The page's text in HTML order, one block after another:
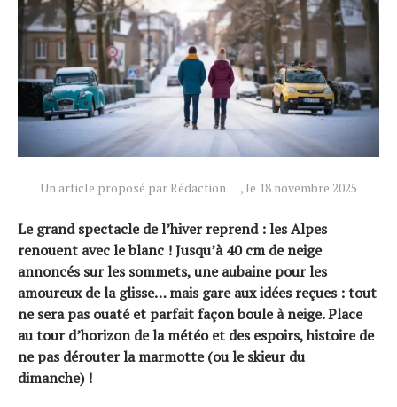
Un article proposé par Rédaction , le 18 novembre 2025
Le grand spectacle de l’hiver reprend : les Alpes
renouent avec le blanc ! Jusqu’à 40 cm de neige
annoncés sur les sommets, une aubaine pour les
amoureux de la glisse… mais gare aux idées reçues : tout
ne sera pas ouaté et parfait façon boule à neige. Place
au tour d’horizon de la météo et des espoirs, histoire de
ne pas dérouter la marmotte (ou le skieur du
dimanche) !
Actualités
Technologies
Tests de produits
Conseils
Tendances
Tous nos articles